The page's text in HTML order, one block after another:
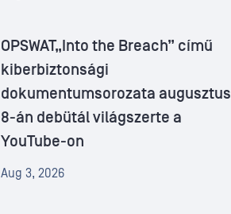
OPSWAT„Into the Breach” című
kiberbiztonsági
dokumentumsorozata augusztus
8-án debütál világszerte a
YouTube-on
Aug 3, 2026